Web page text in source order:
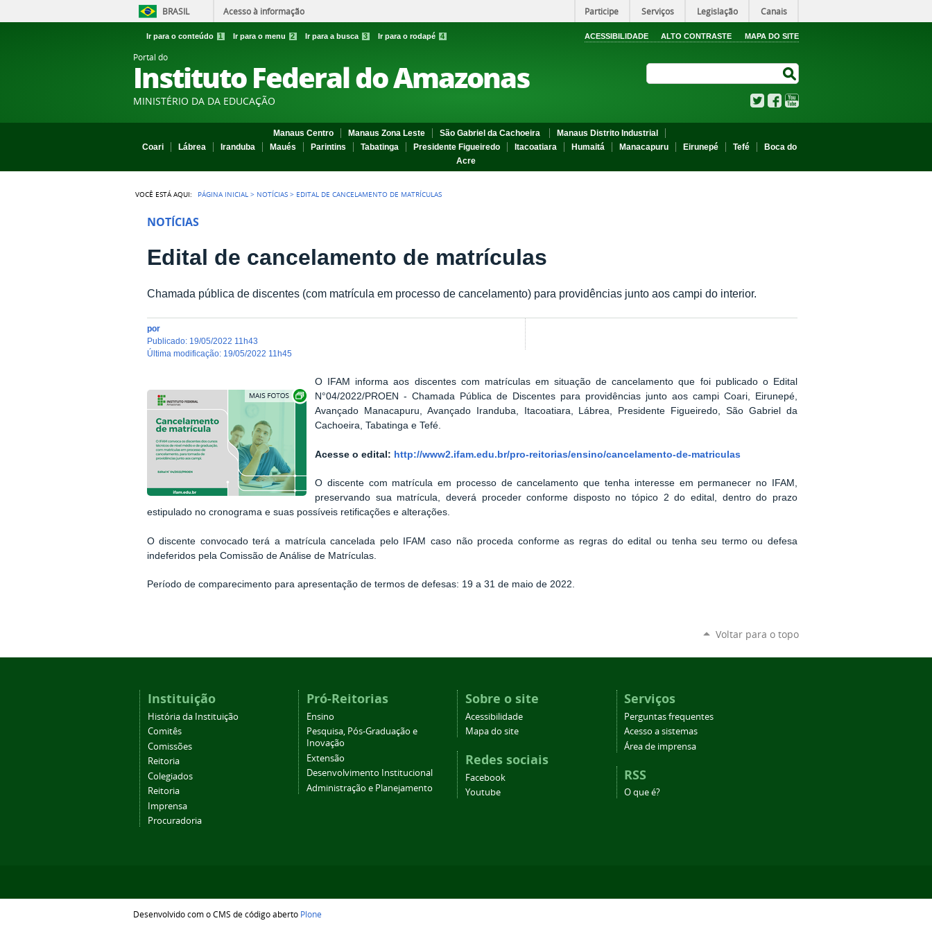
BRASIL Acesso à informação Participe Serviços Legislação Canais
Ir para o conteúdo 1 Ir para o menu 2 Ir para a busca 3 Ir para o rodapé 4 ACESSIBILIDADE ALTO CONTRASTE MAPA DO SITE
Portal do
Instituto Federal do Amazonas
MINISTÉRIO DA DA EDUCAÇÃO TwitterFacebook
Manaus Centro Manaus Zona Leste São Gabriel da Cachoeira
Manaus Distrito Industrial
Coari
Lábrea Iranduba Maués Parintins Tabatinga Presidente Figueiredo Itacoatiara Humaitá Manacapuru Eirunepé Tefé
Boca do
Acre
VOCÊ ESTÁ AQUI: PÁGINA INICIAL > NOTÍCIAS > EDITAL DE CANCELAMENTO DE MATRÍCULAS
NOTÍCIAS
Edital de cancelamento de matrículas
Chamada pública de discentes (com matrícula em processo de cancelamento) para providências junto aos campi do interior.
por
publicado: 19/05/2022 11h43
última modificação: 19/05/2022 11h45
Show image carousel
O IFAM informa aos discentes com matrículas em situação de cancelamento que foi publicado o Edital
N°04/2022/PROEN - Chamada Pública de Discentes para providências junto aos campi Coari, Eirunepé,
Avançado Manacapuru, Avançado Iranduba, Itacoatiara, Lábrea, Presidente Figueiredo, São Gabriel da
Cachoeira, Tabatinga e Tefé.
Acesse o edital: http://www2.ifam.edu.br/pro-reitorias/ensino/cancelamento-de-matriculas
O discente com matrícula em processo de cancelamento que tenha interesse em permanecer no IFAM,
preservando sua matrícula, deverá proceder conforme disposto no tópico 2 do edital, dentro do prazo
estipulado no cronograma e suas possíveis retificações e alterações.
O discente convocado terá a matrícula cancelada pelo IFAM caso não proceda conforme as regras do edital ou tenha seu termo ou defesa
indeferidos pela Comissão de Análise de Matrículas.
Período de comparecimento para apresentação de termos de defesas: 19 a 31 de maio de 2022.
Voltar para o topo
Instituição
História da Instituição
Comitês
Comissões
Reitoria
Colegiados
Reitoria
Imprensa
Procuradoria
Pró-Reitorias
Ensino
Pesquisa, Pós-Graduação e
Inovação
Extensão
Desenvolvimento Institucional
Administração e Planejamento
Sobre o site
Acessibilidade
Mapa do site
Redes sociais
Facebook
Youtube
Serviços
Perguntas frequentes
Acesso a sistemas
Área de imprensa
RSS
O que é?
Desenvolvido com o CMS de código aberto Plone